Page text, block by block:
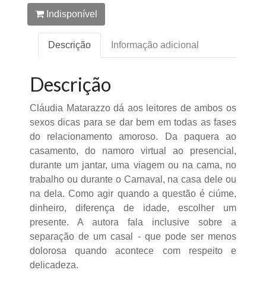
Indisponível
Descrição Informação adicional
Descrição
Cláudia Matarazzo dá aos leitores de ambos os
sexos dicas para se dar bem em todas as fases
do relacionamento amoroso. Da paquera ao
casamento, do namoro virtual ao presencial,
durante um jantar, uma viagem ou na cama, no
trabalho ou durante o Carnaval, na casa dele ou
na dela. Como agir quando a questão é ciúme,
dinheiro, diferença de idade, escolher um
presente. A autora fala inclusive sobre a
separação de um casal - que pode ser menos
dolorosa quando acontece com respeito e
delicadeza.